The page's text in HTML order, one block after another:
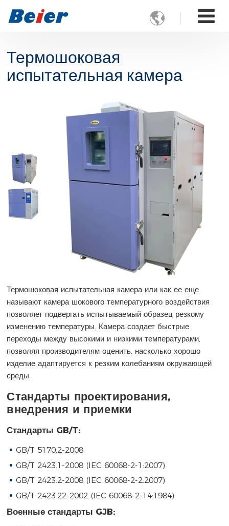

Термошоковая
испытательная камера
Термошоковая испытательная камера или как ее еще
называют камера шокового температурного воздействия
позволяет подвергать испытываемый образец резкому
изменению температуры. Камера создает быстрые
переходы между высокими и низкими температурами,
позволяя производителям оценить, насколько хорошо
изделие адаптируется к резким колебаниям окружающей
среды.
Стандарты проектирования,
внедрения и приемки
Стандарты GB/T:
GB/T 5170.2-2008
GB/T 2423.1-2008 (IEC 60068-2-1:2007)
GB/T 2423.2-2008 (IEC 60068-2-2:2007)
GB/T 2423.22-2002 (IEC 60068-2-14:1984)
Военные стандарты GJB: